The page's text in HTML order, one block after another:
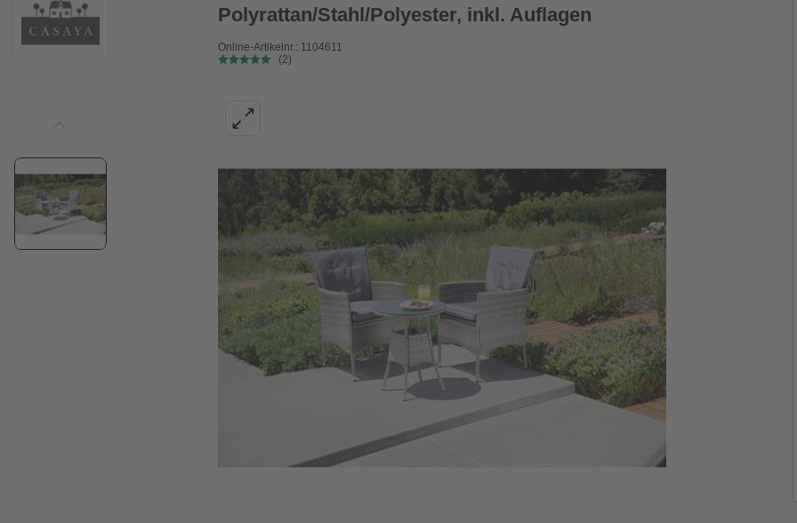
Polyrattan/Stahl/Polyester, inkl. Auflagen
Online-Artikelnr.: 1104611
(2)